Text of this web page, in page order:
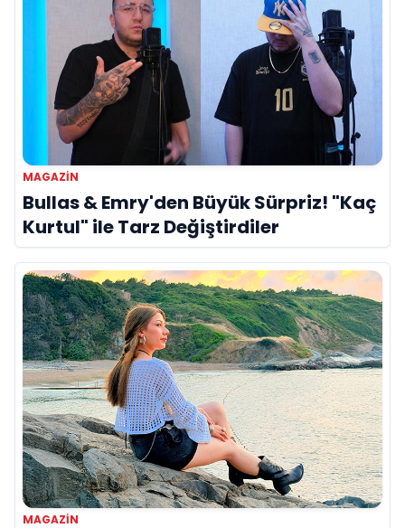
MAGAZIN
Bullas & Emry'den Büyük Sürpriz! "Kaç
Kurtul" ile Tarz Değiştirdiler
MAGAZIN